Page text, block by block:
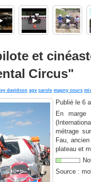
et
Circus"
davidson agv carole magny cours
Publié le 6
En marge
métrage
Fau,
plateau et
Source :